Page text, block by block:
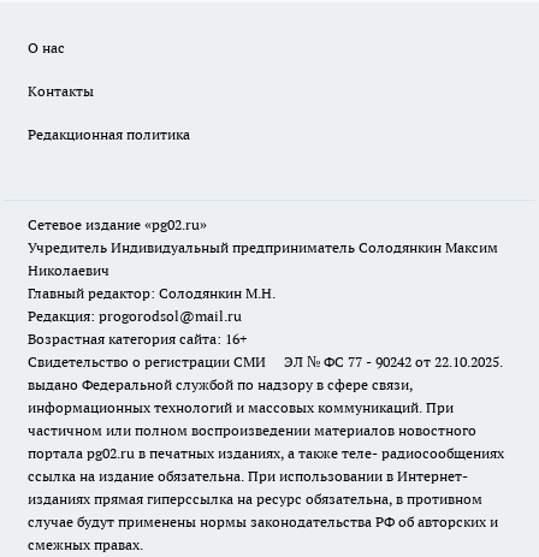
О нас
Контакты
Редакционная политика
Сетевое издание «pg02.ru»
Учредитель Индивидуальный предприниматель Солодянкин Максим
Николаевич
Главный редактор: Солодянкин М.Н.
Редакция: progorodsol@mail.ru
Возрастная категория сайта: 16+
Свидетельство о регистрации СМИ ЭЛ № ФС 77 - 90242 от 22.10.2025.
выдано Федеральной службой по надзору в сфере связи,
информационных технологий и массовых коммуникаций. При
частичном или полном воспроизведении материалов новостного
портала pg02.ru в печатных изданиях, а также теле- радиосообщениях
ссылка на издание обязательна. При использовании в Интернет-
изданиях прямая гиперссылка на ресурс обязательна, в противном
случае будут применены нормы законодательства РФ об авторских и
смежных правах.